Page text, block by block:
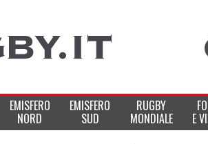
EMISFERO
NORD
EMISFERO
SUD
RUGBY
MONDIALE E